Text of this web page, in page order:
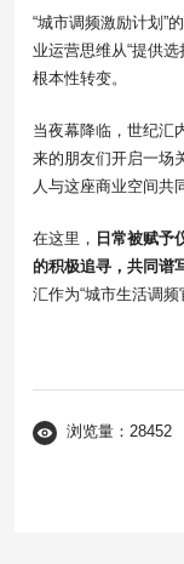
“城市调频激励计划”
业运营思维从“提供选
根本性转变。
当夜幕降临，世纪汇
来的朋友们开启一场
人与这座商业空间共
在这里， 日常被赋予
的积极追寻，共同谱
汇作为“城市生活调频
浏览量：28452